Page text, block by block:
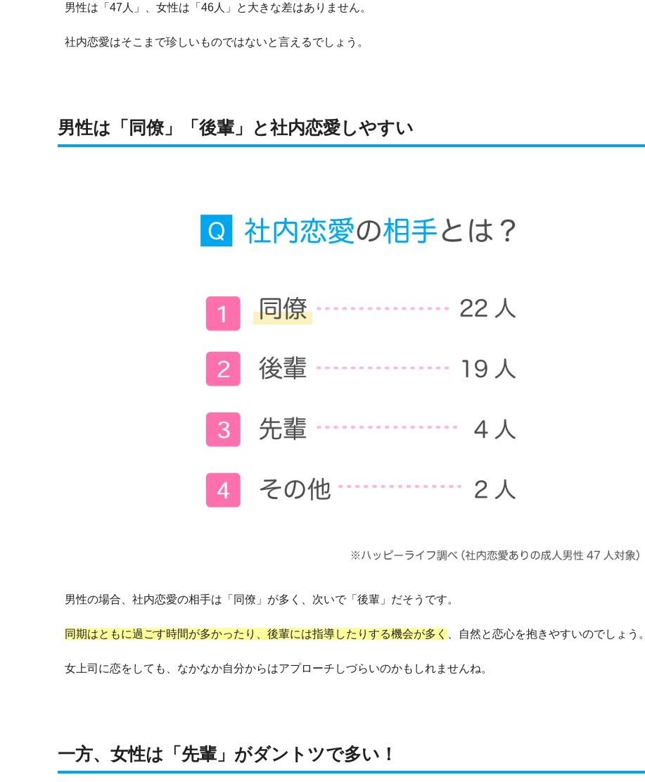
男性は「47人」、女性は「46人」と大きな差はありません。
社内恋愛はそこまで珍しいものではないと言えるでしょう。
男性は「同僚」「後輩」と社内恋愛しやすい
男性の場合、社内恋愛の相手は「同僚」が多く、次いで「後輩」だそうです。
同期はともに過ごす時間が多かったり、後輩には指導したりする機会が多く 、自然と恋心を抱きやすいのでしょう。
女上司に恋をしても、なかなか自分からはアプローチしづらいのかもしれませんね。
一方、女性は「先輩」がダントツで多い！